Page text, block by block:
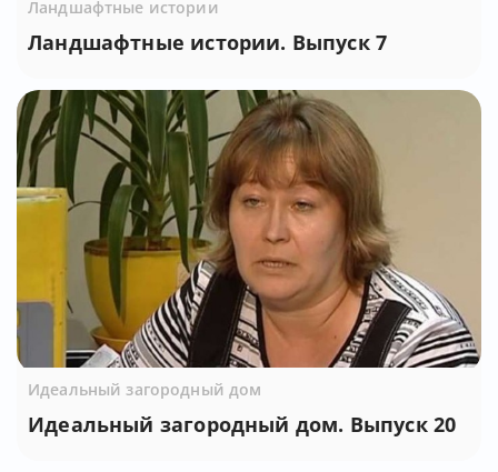
Ландшафтные истории
Ландшафтные истории. Выпуск 7
Идеальный загородный дом
Идеальный загородный дом. Выпуск 20